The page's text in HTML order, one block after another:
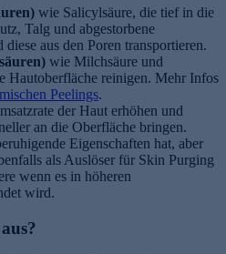
wie Salicylsäure, die tief in die
Talg und abgestorbene
aus den Poren transportieren.
wie Milchsäure und
Hautoberfläche reinigen. Mehr Infos
Peelings.
der Haut erhöhen und
an die Oberfläche bringen.
Eigenschaften hat, aber
als Auslöser für Skin Purging
wenn es in höheren
wird.